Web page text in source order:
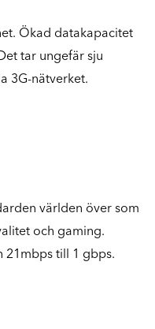
Ökad datakapacitet
tar ungefär sju
3G-nätverket.
världen över som
och gaming.
21mbps till 1 gbps.